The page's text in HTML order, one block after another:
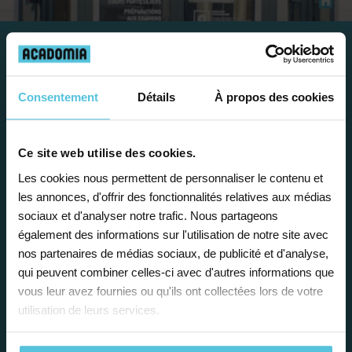
Consentement Détails À propos des cookies
Ce site web utilise des cookies.
Les cookies nous permettent de personnaliser le contenu et
les annonces, d'offrir des fonctionnalités relatives aux médias
sociaux et d'analyser notre trafic. Nous partageons
également des informations sur l'utilisation de notre site avec
nos partenaires de médias sociaux, de publicité et d'analyse,
qui peuvent combiner celles-ci avec d'autres informations que
vous leur avez fournies ou qu'ils ont collectées lors de votre
utilisation de leurs services.
Travailler chez Acadomia
présente de nombreux
Enseignez près de chez vous, selon
vos horaires
Afin de garantir le meilleur
accompagnement, nous organisons votre